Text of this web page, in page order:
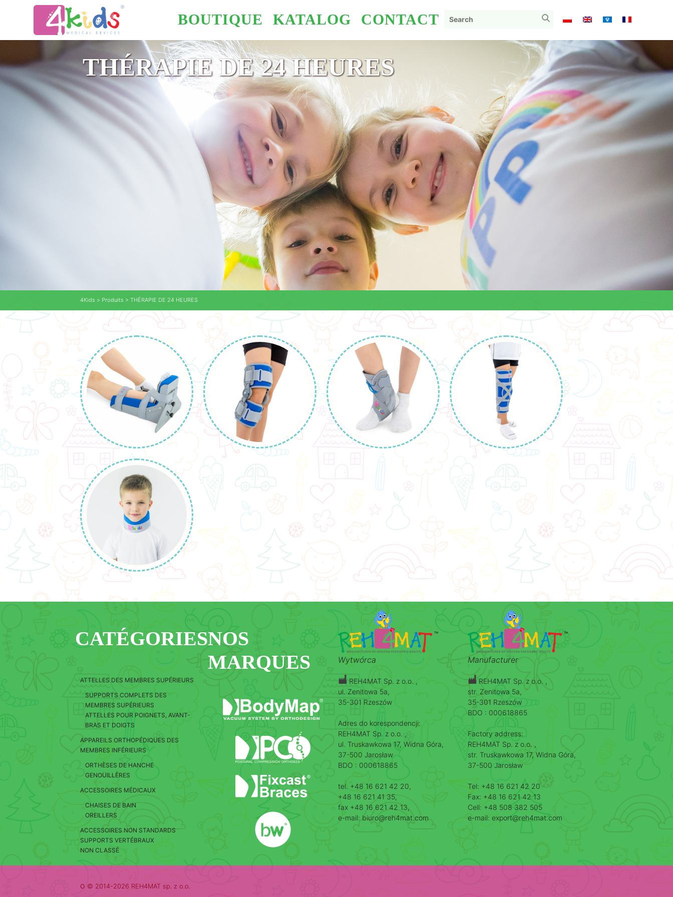
BOUTIQUE KATALOG CONTACT
THÉRAPIE DE 24 HEURES
4Kids > Produits > THÉRAPIE DE 24 HEURES
CATÉGORIES
ATTELLES DES MEMBRES SUPÉRIEURS
SUPPORTS COMPLETS DES
MEMBRES SUPÉRIEURS
ATTELLES POUR POIGNETS, AVANT-
BRAS ET DOIGTS
APPAREILS ORTHOPÉDIQUES DES
MEMBRES INFÉRIEURS
ORTHÈSES DE HANCHE
GENOUILLÈRES
ACCESSOIRES MÉDICAUX
CHAISES DE BAIN
OREILLERS
ACCESSOIRES NON STANDARDS
SUPPORTS VERTÉBRAUX
NON CLASSÉ
NOS
MARQUES
Wytwórca
REH4MAT Sp. z o.o. ,
ul. Zenitowa 5a,
35-301 Rzeszów
Adres do korespondencji:
REH4MAT Sp. z o.o. ,
ul. Truskawkowa 17, Widna Góra,
37-500 Jarosław
BDO : 000618865
tel. +48 16 621 42 20,
+48 16 621 41 35,
fax +48 16 621 42 13,
e-mail: biuro@reh4mat.com
Manufacturer
REH4MAT Sp. z o.o. ,
str. Zenitowa 5a,
35-301 Rzeszów
BDO : 000618865
Factory address:
REH4MAT Sp. z o.o. ,
str. Truskawkowa 17, Widna Góra,
37-500 Jarosław
Tel: +48 16 621 42 20
Fax: +48 16 621 42 13
Cell: +48 508 382 505
e-mail: export@reh4mat.com
o © 2014-2026 REH4MAT sp. z o.o.